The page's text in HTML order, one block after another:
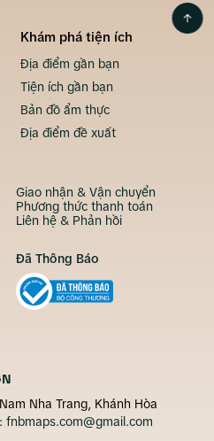
Khám phá tiện ích
Địa điểm gần bạn
Tiện ích gần bạn
Bản đồ ẩm thực
Địa điểm đề xuất
Giao nhận & Vận chuyển
Phương thức thanh toán
Liên hệ & Phản hồi
Nha Trang, Khánh Hòa
fnbmaps.com@gmail.com
Đã Thông Báo